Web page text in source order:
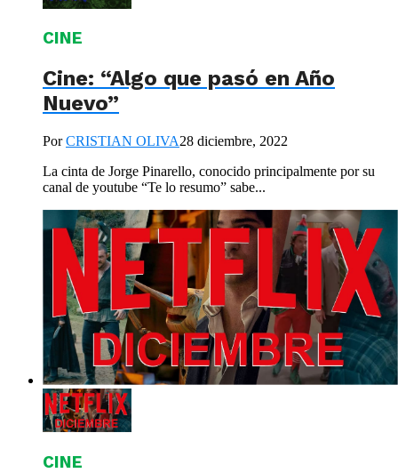
CINE
Cine: “Algo que pasó en Año
Nuevo”
PorCRISTIAN OLIVA28 diciembre, 2022
La cinta de Jorge Pinarello, conocido principalmente por su
canal de youtube “Te lo resumo” sabe...
CINE